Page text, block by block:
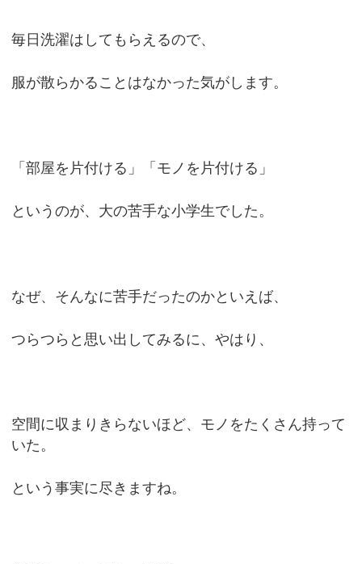
毎日洗濯はしてもらえるので、
服が散らかることはなかった気がします。
「部屋を片付ける」「モノを片付ける」
というのが、大の苦手な小学生でした。
なぜ、そんなに苦手だったのかといえば、
つらつらと思い出してみるに、やはり、
空間に収まりきらないほど、モノをたくさん持って
いた。
という事実に尽きますね。